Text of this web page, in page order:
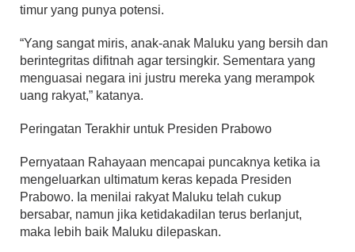
timur yang punya potensi.
“Yang sangat miris, anak-anak Maluku yang bersih dan
berintegritas difitnah agar tersingkir. Sementara yang
menguasai negara ini justru mereka yang merampok
uang rakyat,” katanya.
Peringatan Terakhir untuk Presiden Prabowo
Pernyataan Rahayaan mencapai puncaknya ketika ia
mengeluarkan ultimatum keras kepada Presiden
Prabowo. Ia menilai rakyat Maluku telah cukup
bersabar, namun jika ketidakadilan terus berlanjut,
maka lebih baik Maluku dilepaskan.